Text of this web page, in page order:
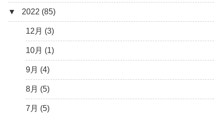
7月 (1)
5月 (2)
4月 (3)
3月 (1)
9月 (1)
8月 (1)
7月 (8)
6月 (5)
5月 (7)
4月 (9)
▼ 2022 (85)
12月 (3)
10月 (1)
9月 (4)
8月 (5)
7月 (5)